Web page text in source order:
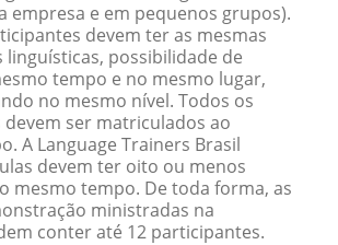
empresa e em pequenos grupos).
devem ter as mesmas
linguísticas, possibilidade de
tempo e no mesmo lugar,
no mesmo nível. Todos os
ser matriculados ao
A Language Trainers Brasil
devem ter oito ou menos
mesmo tempo. De toda forma, as
ministradas na
conter até 12 participantes.